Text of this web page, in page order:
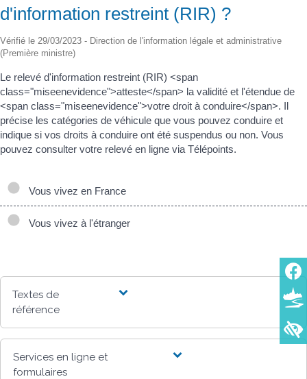
d'information restreint (RIR) ?
Vérifié le 29/03/2023 - Direction de l'information légale et administrative
(Première ministre)
Le relevé d'information restreint (RIR) <span
class="miseenevidence">atteste</span> la validité et l'étendue de
<span class="miseenevidence">votre droit à conduire</span>. Il
précise les catégories de véhicule que vous pouvez conduire et
indique si vos droits à conduire ont été suspendus ou non. Vous
pouvez consulter votre relevé en ligne via Télépoints.
Vous vivez en France
Vous vivez à l'étranger
Textes de
référence
Services en ligne et
formulaires